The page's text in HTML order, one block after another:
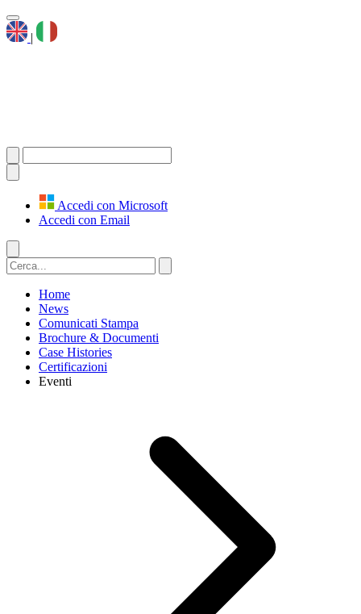
|
Accedi con Microsoft
Accedi con Email
Home
News
Comunicati Stampa
Brochure & Documenti
Case Histories
Certificazioni
Eventi